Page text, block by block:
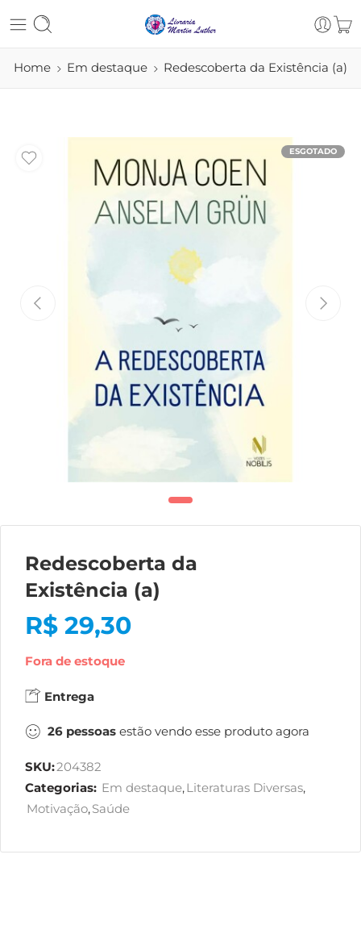
Home Em destaque Redescoberta da Existência (a)
ESGOTADO
Redescoberta da
Existência (a)
R$ 29,30
Fora de estoque
Entrega
26 pessoas estão vendo esse produto agora
SKU:204382
Categorias: Em destaque,Literaturas Diversas,
Motivação,Saúde